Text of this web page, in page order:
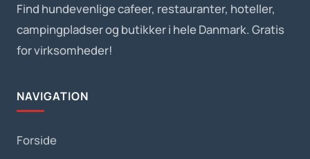
Find hundevenlige cafeer, restauranter, hoteller,
campingpladser og butikker i hele Danmark. Gratis
for virksomheder!
NAVIGATION
Forside